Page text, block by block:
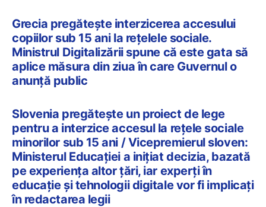
Grecia pregătește interzicerea accesului
copiilor sub 15 ani la rețelele sociale.
Ministrul Digitalizării spune că este gata să
aplice măsura din ziua în care Guvernul o
anunță public
Slovenia pregătește un proiect de lege
pentru a interzice accesul la rețele sociale
minorilor sub 15 ani / Vicepremierul sloven:
Ministerul Educației a inițiat decizia, bazată
pe experiența altor țări, iar experți în
educație și tehnologii digitale vor fi implicați
în redactarea legii